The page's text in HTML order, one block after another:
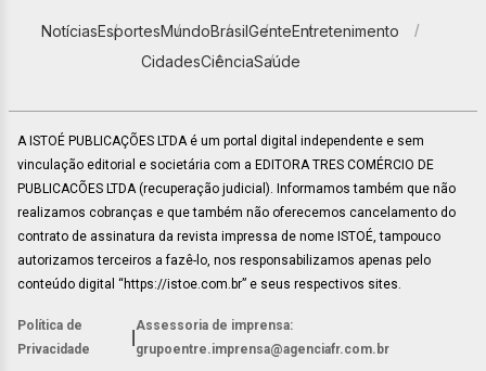
NotíciasEsportesMundoBrasilGenteEntretenimento
CidadesCiênciaSaúde
A ISTOÉ PUBLICAÇÕES LTDA é um portal digital independente e sem
vinculação editorial e societária com a EDITORA TRES COMÉRCIO DE
PUBLICACÕES LTDA (recuperação judicial). Informamos também que não
realizamos cobranças e que também não oferecemos cancelamento do
contrato de assinatura da revista impressa de nome ISTOÉ, tampouco
autorizamos terceiros a fazê-lo, nos responsabilizamos apenas pelo
conteúdo digital “https://istoe.com.br” e seus respectivos sites.
Política de
Privacidade
Assessoria de imprensa:
grupoentre.imprensa@agenciafr.com.br